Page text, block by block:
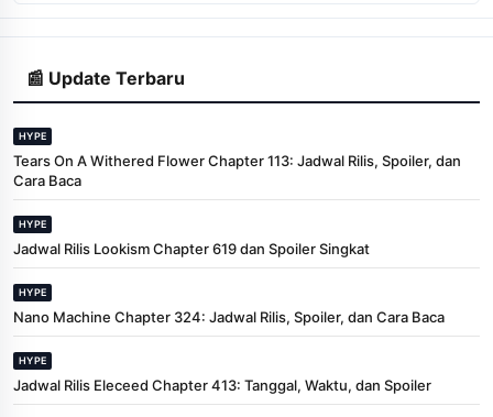
📰 Update Terbaru
HYPE
Tears On A Withered Flower Chapter 113: Jadwal Rilis, Spoiler, dan
Cara Baca
HYPE
Jadwal Rilis Lookism Chapter 619 dan Spoiler Singkat
HYPE
Nano Machine Chapter 324: Jadwal Rilis, Spoiler, dan Cara Baca
HYPE
Jadwal Rilis Eleceed Chapter 413: Tanggal, Waktu, dan Spoiler